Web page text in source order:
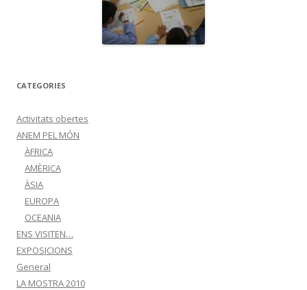
CATEGORIES
Activitats obertes
ANEM PEL MÓN
ÀFRICA
AMÈRICA
ÀSIA
EUROPA
OCEANIA
ENS VISITEN…
EXPOSICIONS
General
LA MOSTRA 2010